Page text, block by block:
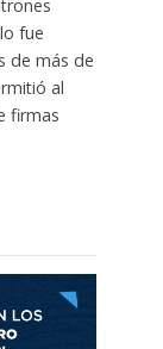
fue
de más de
al
firmas